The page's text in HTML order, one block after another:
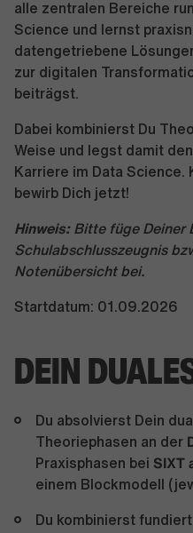
alle zentralen Bereiche
Science und lernst
datengetriebene
zur digitalen
beiträgst.
Dabei kombinierst Du
Weise und legst damit
Karriere im Data Science.
bewirb Dich jetzt!
Hinweis: Bitte füge Deiner
Schulabschlusszeugnis
Notenübersicht bei.
Startdatum: 01.09.2026
DEIN
Du absolvierst Dein
Theoriephasen an der
Praxisphasen bei SIXT
einem Blockmodell
Du kombinierst